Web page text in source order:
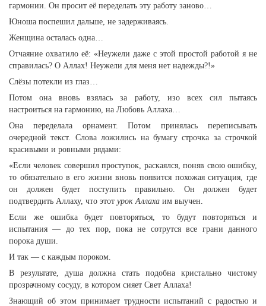
гармонии. Он просит её переделать эту работу заново…
Юноша поспешил дальше, не задерживаясь.
Женщина осталась одна…
Отчаяние охватило её: «Неужели даже с этой простой работой я не
справилась? О Аллах! Неужели для меня нет надежды?!»
Слёзы потекли из глаз…
Потом она вновь взялась за работу, изо всех сил пытаясь
настроиться на гармонию, на Любовь Аллаха…
Она переделала орнамент. Потом принялась переписывать
очередной текст. Слова ложились на бумагу строчка за строчкой
красивыми и ровными рядами:
«Если человек совершил проступок, раскаялся, поняв свою ошибку,
то обязательно в его жизни вновь появится похожая ситуация, где
он должен будет поступить правильно. Он должен будет
подтвердить Аллаху, что этот урок Аллаха им выучен.
Если же ошибка будет повторяться, то будут повторяться и
испытания — до тех пор, пока не сотрутся все грани данного
порока души.
И так — с каждым пороком.
В результате, душа должна стать подобна кристально чистому
прозрачному сосуду, в котором сияет Свет Аллаха!
Знающий об этом принимает трудности испытаний с радостью и